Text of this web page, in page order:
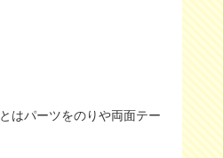
はパーツをのりや両面テー